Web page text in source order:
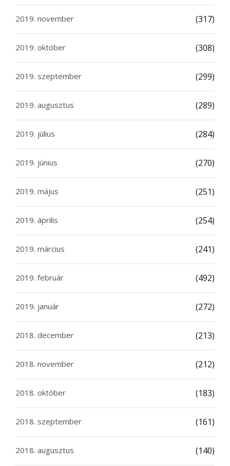
2019. november (317)
2019. október (308)
2019. szeptember (299)
2019. augusztus (289)
2019. július (284)
2019. június (270)
2019. május (251)
2019. április (254)
2019. március (241)
2019. február (492)
2019. január (272)
2018. december (213)
2018. november (212)
2018. október (183)
2018. szeptember (161)
2018. augusztus (140)